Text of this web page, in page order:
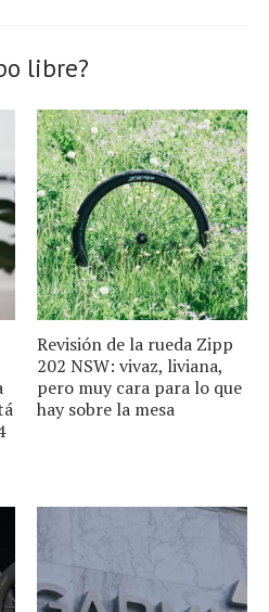
libre?
Revisión de la rueda Zipp
202 NSW: vivaz, liviana,
pero muy cara para lo que
hay sobre la mesa